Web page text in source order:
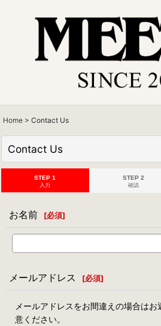
Home > Contact Us
Contact Us
STEP 1
入力
STEP 2
確認
お名前 [必須]
メールアドレス [必須]
メールアドレスをお間違えの場合は
意ください。